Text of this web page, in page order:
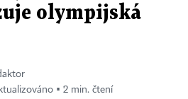
olympijská
▪ 2 min. čtení